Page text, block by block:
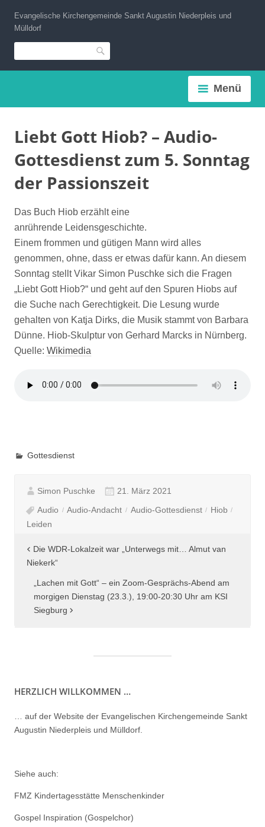
Inhalt
springen
Evangelische Kirchengemeinde Sankt Augustin Niederpleis und
Mülldorf
Suche
Menü
Liebt Gott Hiob? – Audio-
Gottesdienst zum 5. Sonntag
der Passionszeit
Das Buch Hiob erzählt eine
anrührende Leidensgeschichte.
Einem frommen und gütigen Mann wird alles
genommen, ohne, dass er etwas dafür kann. An diesem
Sonntag stellt Vikar Simon Puschke sich die Fragen
„Liebt Gott Hiob?“ und geht auf den Spuren Hiobs auf
die Suche nach Gerechtigkeit. Die Lesung wurde
gehalten von Katja Dirks, die Musik stammt von Barbara
Dünne. Hiob-Skulptur von Gerhard Marcks in Nürnberg.
Quelle: Wikimedia
Gottesdienst
Simon Puschke 21. März 2021
Audio Audio-Andacht Audio-Gottesdienst
Hiob
Leiden
Beitragsnavigation
Die WDR-Lokalzeit war „Unterwegs mit… Almut van
Niekerk“
„Lachen mit Gott“ – ein Zoom-Gesprächs-Abend am
morgigen Dienstag (23.3.), 19:00-20:30 Uhr am KSI
Siegburg
HERZLICH WILLKOMMEN …
… auf der Website der Evangelischen Kirchengemeinde Sankt
Augustin Niederpleis und Mülldorf.
Siehe auch:
FMZ Kindertagesstätte Menschenkinder
Gospel Inspiration (Gospelchor)